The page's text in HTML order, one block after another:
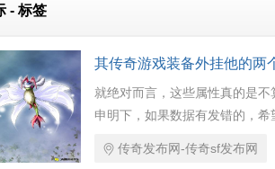
- 标签
其传奇游戏装备外挂他的两
就绝对而言，这些属性真的是
申明下，如果数据有发错的，
传奇发布网-传奇sf发布网